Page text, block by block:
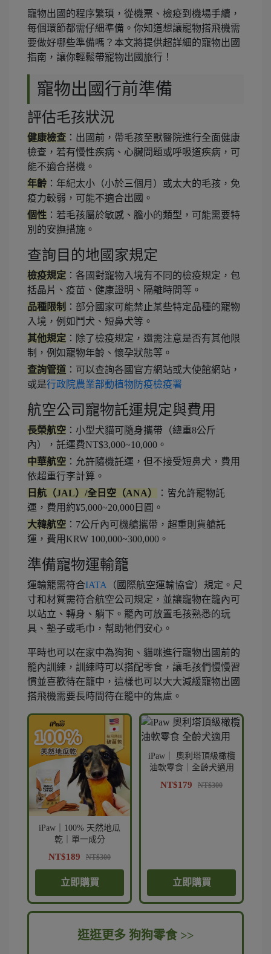
寵物出國的程序繁瑣，從機票、檢疫到機場手續，
每個環節都需仔細準備。你知道想讓寵物搭飛機需
要做好哪些準備嗎？本文將提供超詳細的寵物出國
指南，讓你輕鬆帶寵物出國旅行！
寵物出國行前準備
評估毛孩狀況
健康檢查 ：出國前，帶毛孩至獸醫院進行全面健康
檢查，若有慢性疾病、心臟問題或呼吸道疾病，可
能不適合搭機。
年齡 ：年紀太小（小於三個月）或太大的毛孩，免
疫力較弱，可能不適合出國。
個性 ：若毛孩屬於敏感、膽小的類型，可能需要特
別的安撫措施。
查詢目的地國家規定
檢疫規定 ：各國對寵物入境有不同的檢疫規定，包
括晶片、疫苗、健康證明、隔離時間等。
品種限制 ：部分國家可能禁止某些特定品種的寵物
入境，例如鬥犬、短鼻犬等。
其他規定 ：除了檢疫規定，還需注意是否有其他限
制，例如寵物年齡、懷孕狀態等。
查詢管道 ：可以查詢各國官方網站或大使館網站，
或是行政院農業部動植物防疫檢疫署
航空公司寵物託運規定與費用
長榮航空 ：小型犬貓可隨身攜帶（總重8公斤
內），託運費NT$3,000~10,000。
中華航空 ：允許隨機託運，但不接受短鼻犬，費用
依超重行李計算。
日航（JAL）/全日空（ANA）
：皆允許寵物託
運，費用約¥5,000~20,000日圓。
大韓航空 ：7公斤內可機艙攜帶，超重則貨艙託
運，費用KRW 100,000~300,000。
準備寵物運輸籠
運輸籠需符合IATA
（國際航空運輸協會）規定。尺
寸和材質需符合航空公司規定，並讓寵物在籠內可
以站立、轉身、躺下。籠內可放置毛孩熟悉的玩
具、墊子或毛巾，幫助牠們安心。
平時也可以在家中為狗狗、貓咪進行寵物出國前的
籠內訓練，訓練時可以搭配零食，讓毛孩們慢慢習
慣並喜歡待在籠中，這樣也可以大大減緩寵物出國
搭飛機需要長時間待在籠中的焦慮。
iPaw｜100% 天然地瓜
乾｜單一成分
NT$189 NT$300
立即購買
iPaw｜ 奧利塔頂級橄欖
油軟零食｜全齡犬適用
NT$179 NT$300
立即購買
逛逛更多 狗狗零食 >>